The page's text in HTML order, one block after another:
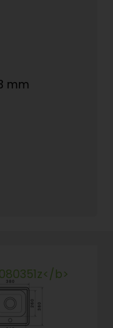
mm